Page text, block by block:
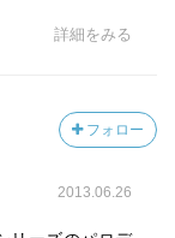
詳細をみる
フォロー
2013.06.26